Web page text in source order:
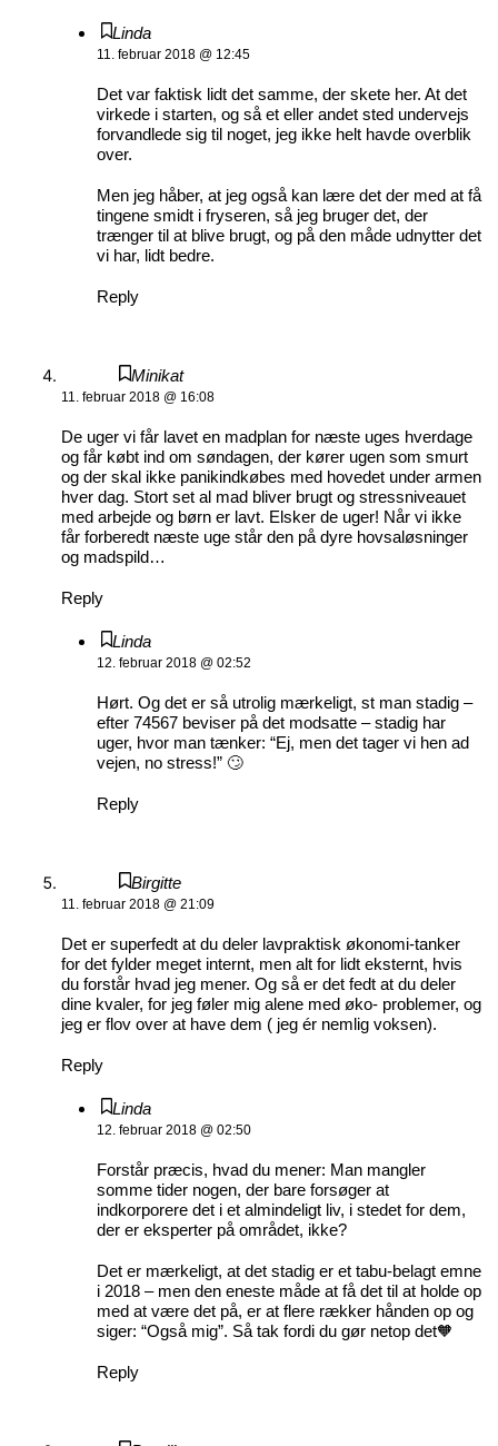
Linda
11. februar 2018 @ 12:45
Det var faktisk lidt det samme, der skete her. At det
virkede i starten, og så et eller andet sted undervejs
forvandlede sig til noget, jeg ikke helt havde overblik
over.
Men jeg håber, at jeg også kan lære det der med at få
tingene smidt i fryseren, så jeg bruger det, der
trænger til at blive brugt, og på den måde udnytter det
vi har, lidt bedre.
Reply
Minikat
11. februar 2018 @ 16:08
De uger vi får lavet en madplan for næste uges hverdage
og får købt ind om søndagen, der kører ugen som smurt
og der skal ikke panikindkøbes med hovedet under armen
hver dag. Stort set al mad bliver brugt og stressniveauet
med arbejde og børn er lavt. Elsker de uger! Når vi ikke
får forberedt næste uge står den på dyre hovsaløsninger
og madspild…
Reply
Linda
12. februar 2018 @ 02:52
Hørt. Og det er så utrolig mærkeligt, st man stadig –
efter 74567 beviser på det modsatte – stadig har
uger, hvor man tænker: “Ej, men det tager vi hen ad
vejen, no stress!” 🙄
Reply
Birgitte
11. februar 2018 @ 21:09
Det er superfedt at du deler lavpraktisk økonomi-tanker
for det fylder meget internt, men alt for lidt eksternt, hvis
du forstår hvad jeg mener. Og så er det fedt at du deler
dine kvaler, for jeg føler mig alene med øko- problemer, og
jeg er flov over at have dem ( jeg ér nemlig voksen).
Reply
Linda
12. februar 2018 @ 02:50
Forstår præcis, hvad du mener: Man mangler
somme tider nogen, der bare forsøger at
indkorporere det i et almindeligt liv, i stedet for dem,
der er eksperter på området, ikke?
Det er mærkeligt, at det stadig er et tabu-belagt emne
i 2018 – men den eneste måde at få det til at holde op
med at være det på, er at flere rækker hånden op og
siger: “Også mig”. Så tak fordi du gør netop det🧡
Reply